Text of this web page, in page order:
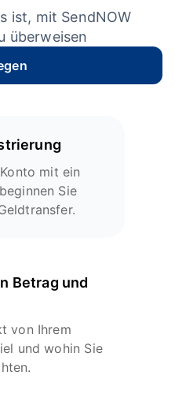
ist, mit SendNOW
überweisen
mit ein
Sie
Betrag und
von Ihrem
und wohin Sie